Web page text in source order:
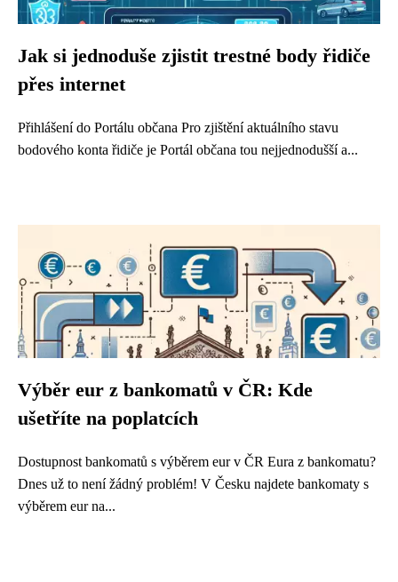
Jak si jednoduše zjistit trestné body řidiče
přes internet
Přihlášení do Portálu občana Pro zjištění aktuálního stavu
bodového konta řidiče je Portál občana tou nejjednodušší a...
Výběr eur z bankomatů v ČR: Kde
ušetříte na poplatcích
Dostupnost bankomatů s výběrem eur v ČR Eura z bankomatu?
Dnes už to není žádný problém! V Česku najdete bankomaty s
výběrem eur na...